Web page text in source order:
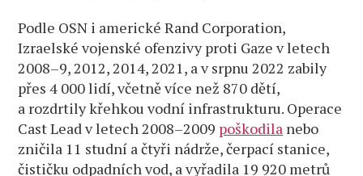
Podle OSN i americké Rand Corporation,
Izraelské vojenské ofenzivy proti Gaze v letech
2008–9, 2012, 2014, 2021, a v srpnu 2022 zabily
přes 4 000 lidí, včetně více než 870 dětí,
a rozdrtily křehkou vodní infrastrukturu. Operace
Cast Lead v letech 2008–2009 poškodila nebo
zničila 11 studní a čtyři nádrže, čerpací stanice,
čističku odpadních vod, a vyřadila 19 920 metrů